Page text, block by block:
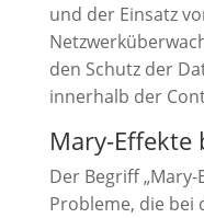
und der Einsatz
den Schutz der
innerhalb der
Mary-Effekte
Der Begriff
Probleme, die bei